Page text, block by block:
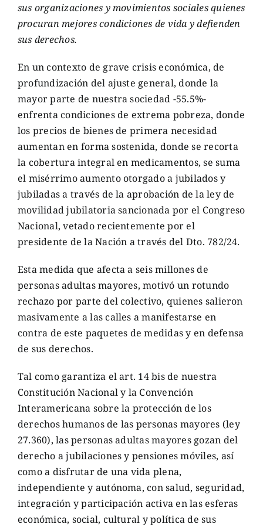
sus organizaciones y movimientos sociales quienes
procuran mejores condiciones de vida y defienden
sus derechos.
En un contexto de grave crisis económica, de
profundización del ajuste general, donde la
mayor parte de nuestra sociedad -55.5%-
enfrenta condiciones de extrema pobreza, donde
los precios de bienes de primera necesidad
aumentan en forma sostenida, donde se recorta
la cobertura integral en medicamentos, se suma
el misérrimo aumento otorgado a jubilados y
jubiladas a través de la aprobación de la ley de
movilidad jubilatoria sancionada por el Congreso
Nacional, vetado recientemente por el
presidente de la Nación a través del Dto. 782/24.
Esta medida que afecta a seis millones de
personas adultas mayores, motivó un rotundo
rechazo por parte del colectivo, quienes salieron
masivamente a las calles a manifestarse en
contra de este paquetes de medidas y en defensa
de sus derechos.
Tal como garantiza el art. 14 bis de nuestra
Constitución Nacional y la Convención
Interamericana sobre la protección de los
derechos humanos de las personas mayores (ley
27.360), las personas adultas mayores gozan del
derecho a jubilaciones y pensiones móviles, así
como a disfrutar de una vida plena,
independiente y autónoma, con salud, seguridad,
integración y participación activa en las esferas
económica, social, cultural y política de sus